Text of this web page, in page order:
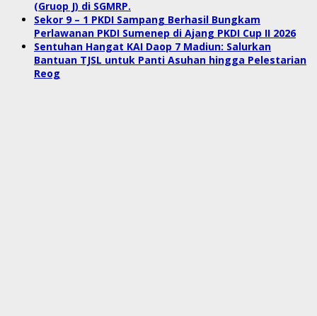
(Gruop J) di SGMRP.
Sekor 9 – 1 PKDI Sampang Berhasil Bungkam
Perlawanan PKDI Sumenep di Ajang PKDI Cup II 2026
Sentuhan Hangat KAI Daop 7 Madiun: Salurkan
Bantuan TJSL untuk Panti Asuhan hingga Pelestarian
Reog